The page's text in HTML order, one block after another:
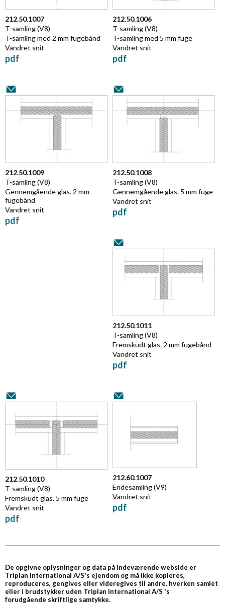
212.50.1007
T-samling(V8)
T-samling med 2 mm fugebånd
Vandret snit
pdf
212.50.1006
T-samling(V8)
T-samling med 5 mm fuge
Vandret snit
pdf
212.50.1009
T-samling(V8)
Gennemgående glas. 2 mm
fugebånd
Vandret snit
pdf
212.50.1008
T-samling(V8)
Gennemgående glas. 5 mm fuge
Vandret snit
pdf
212.50.1011
T-samling(V8)
Fremskudt glas. 2 mm fugebånd
Vandret snit
pdf
212.50.1010
T-samling(V8)
Fremskudt glas. 5 mm fuge
Vandret snit
pdf
212.60.1007
Endesamling (V9)
Vandret snit
pdf
De opgivne oplysninger og data på indeværende webside er
Triplan International A/S's ejendom og må ikke kopieres,
reproduceres, gengives eller videregives til andre, hverken samlet
eller i brudstykker uden Triplan International A/S 's
forudgående skriftlige samtykke.